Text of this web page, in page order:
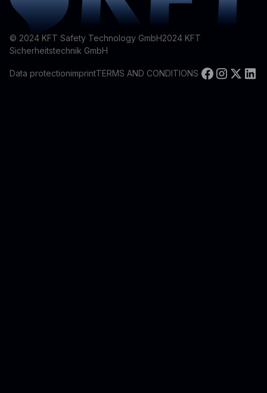
© 2024 KFT Safety Technology GmbH2024 KFT
Sicherheitstechnik GmbH
Data protectionimprintTERMS AND CONDITIONS